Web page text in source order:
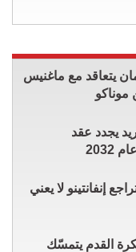
يتعاقد مع ماغنيس
موناكو
يجدد عقد
إنفانتينو لا يعني
لكرة القدم يتمسّك